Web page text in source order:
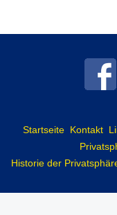
Startseite Kontakt
Historie der